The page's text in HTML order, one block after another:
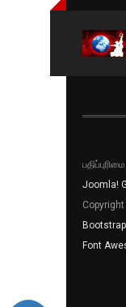
Joomla!
Bootstrap
Font